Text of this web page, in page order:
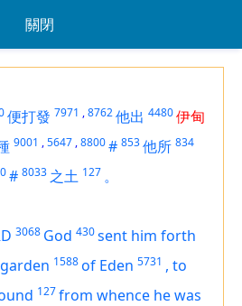
關閉
便打發 7971 ,8762他出 4480伊甸
9001 ,5647 ,8800# 853他所 834
# 8033 之土 127 。
3068 God 430sent him forth
1588of Eden 5731 , to
127from whence he was